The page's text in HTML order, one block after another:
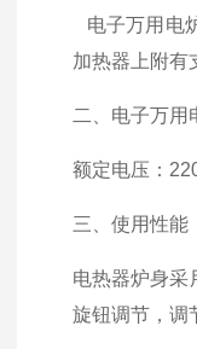
电子万用电
加热器上附有
二、电子万用
额定电压：
三、使用性能
电热器炉身采
旋钮调节，调